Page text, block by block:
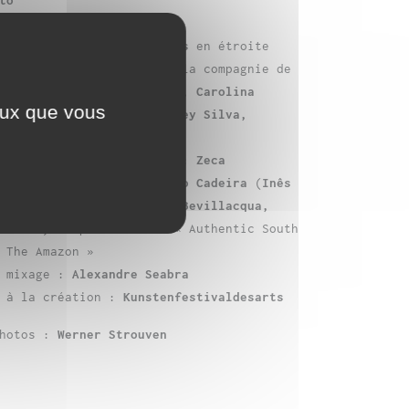
Lia Rodrigues en étroite
avec les artistes de la compagnie de
Lima, Leonardo Nunes, Carolina
Fittipaldi, Andrey Silva,
Zeca
Henk Zwart, Mendel, Grupo Cadeira
(Inês
Jorge Potyguara, Miguel Bevillacqua,
) et pièces du CD « Authentic South
Amazon »
mixage : Alexandre Seabra
à la création : Kunstenfestivaldesarts
: Werner Strouven
que vous